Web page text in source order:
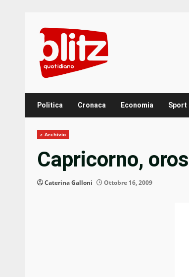
content
Politica Cronaca Economia Sport
z_Archivio
Capricorno,
Caterina Galloni Ottobre 16, 2009